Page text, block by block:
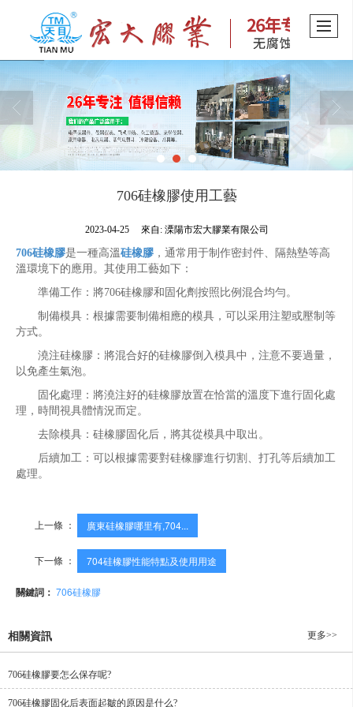
706硅橡膠使用工藝
2023-04-25 來自: 溧陽市宏大膠業有限公司
706硅橡膠是一種高溫硅橡膠，通常用于制作密封件、隔熱墊等高
溫環境下的應用。其使用工藝如下：
準備工作：將706硅橡膠和固化劑按照比例混合均勻。
制備模具：根據需要制備相應的模具，可以采用注塑或壓制等
方式。
澆注硅橡膠：將混合好的硅橡膠倒入模具中，注意不要過量，
以免產生氣泡。
固化處理：將澆注好的硅橡膠放置在恰當的溫度下進行固化處
理，時間視具體情況而定。
去除模具：硅橡膠固化后，將其從模具中取出。
后續加工：可以根據需要對硅橡膠進行切割、打孔等后續加工
處理。
上一條 ： 廣東硅橡膠哪里有,704...
下一條 ： 704硅橡膠性能特點及使用用途
關鍵詞： 706硅橡膠
相關資訊 更多>>
706硅橡膠要怎么保存呢?
706硅橡膠固化后表面起皺的原因是什么?